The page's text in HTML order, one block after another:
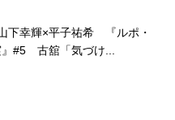
下幸輝×平子祐希 『ルポ・
#5 古舘「気づけ...